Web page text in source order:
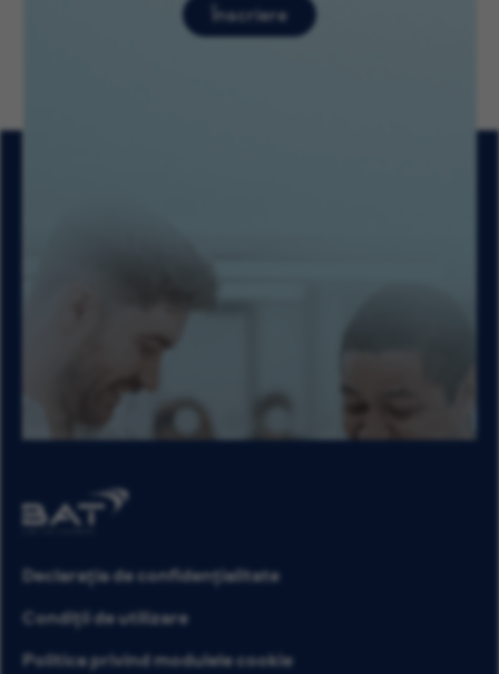
Înscriere
Declarația de confidențialitate
Condiții de utilizare
Politica privind modulele cookie